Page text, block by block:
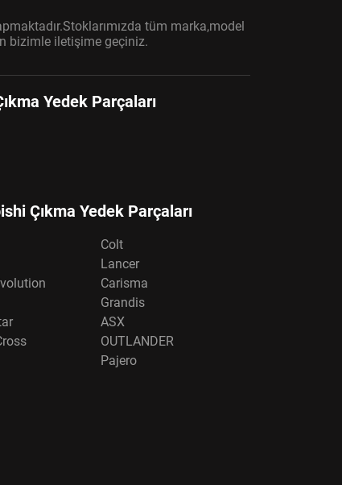
tüm marka,model
bizimle iletişime geçiniz.
Yedek Parçaları
Çıkma Yedek Parçaları
Colt
Lancer
Carisma
Grandis
ASX
OUTLANDER
Pajero